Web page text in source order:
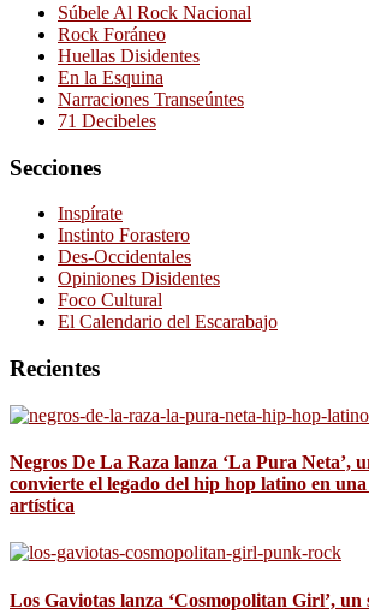
Súbele Al Rock Nacional
Rock Foráneo
Huellas Disidentes
En la Esquina
Narraciones Transeúntes
71 Decibeles
Secciones
Inspírate
Instinto Forastero
Des-Occidentales
Opiniones Disidentes
Foco Cultural
El Calendario del Escarabajo
Recientes
Negros De La Raza lanza ‘La Pura Neta’,
convierte el legado del hip hop latino en
artística
Los Gaviotas lanza ‘Cosmopolitan Girl’, un